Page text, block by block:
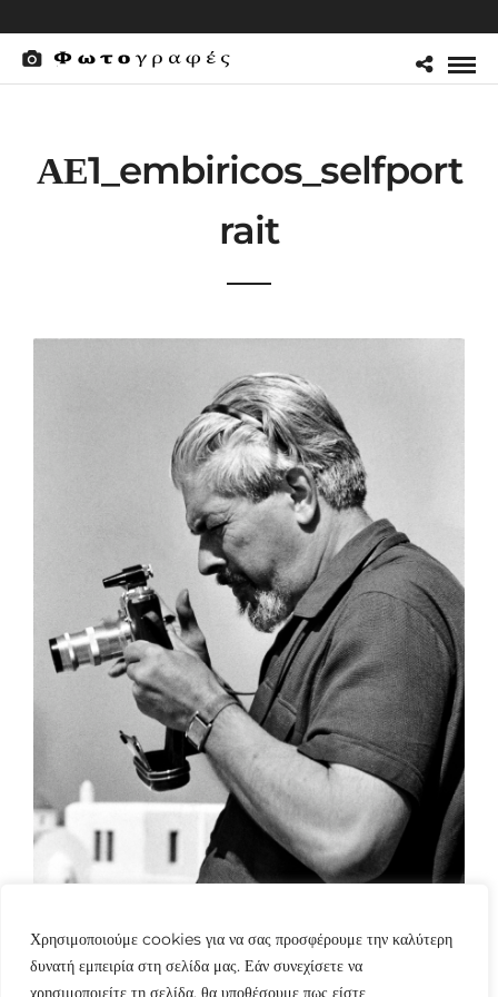
Χρησιμοποιούμε cookies για να σας προσφέρουμε την καλύτερη
δυνατή εμπειρία στη σελίδα μας. Εάν συνεχίσετε να
χρησιμοποιείτε τη σελίδα, θα υποθέσουμε πως είστε
ΑΕ1_embiricos_selfport
rait